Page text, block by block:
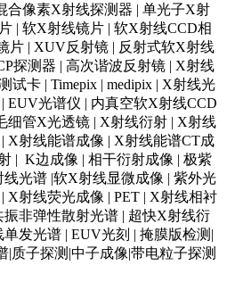
合像素X射线探测器 | 单光子X射
| 软X射线镜片 | 软X射线CCD相
片 | XUV反射镜 | 反射式软X射线
探测器 | 高次谐波反射镜 | X射线
试卡 | Timepix | medipix | X射线光
EUV光谱仪 | 内真空软X射线CCD
细管X光透镜 | X射线衍射 | X射线
X射线能谱成像 | X射线能谱CT成
| K边成像 | 相干衍射成像 | 极紫
光谱 |软X射线显微成像 | 紫外光
X射线荧光成像 | PET | X射线相衬
非弹性散射光谱 | 超快X射线衍
发光谱 | EUV光刻 | 掩膜版检测|
|质子探测|中子成像|带电粒子探测